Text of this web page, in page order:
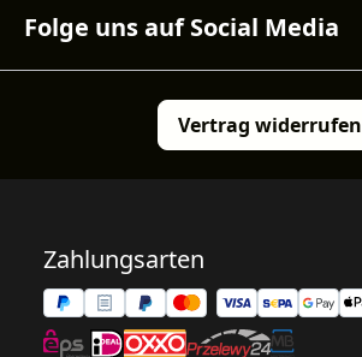
Folge uns auf Social Media
Vertrag widerrufen
Zahlungsarten